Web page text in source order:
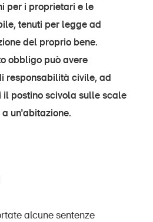
per i proprietari e le
tenuti per legge ad
del proprio bene.
obbligo può avere
responsabilità civile, ad
il postino scivola sulle scale
un'abitazione.
alcune sentenze